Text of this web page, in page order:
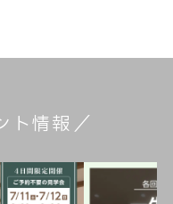
ト情報